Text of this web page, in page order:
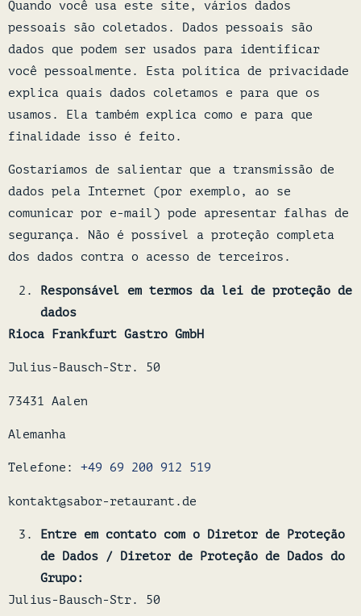
Quando você usa este site, vários dados
pessoais são coletados. Dados pessoais são
dados que podem ser usados para identificar
você pessoalmente. Esta política de privacidade
explica quais dados coletamos e para que os
usamos. Ela também explica como e para que
finalidade isso é feito.
Gostaríamos de salientar que a transmissão de
dados pela Internet (por exemplo, ao se
comunicar por e-mail) pode apresentar falhas de
segurança. Não é possível a proteção completa
dos dados contra o acesso de terceiros.
Responsável em termos da lei de proteção de
dados
Rioca Frankfurt Gastro GmbH
Julius-Bausch-Str. 50
73431 Aalen
Alemanha
Telefone: +49 69 200 912 519
kontakt@sabor-retaurant.de
Entre em contato com o Diretor de Proteção
de Dados / Diretor de Proteção de Dados do
Grupo:
Julius-Bausch-Str. 50